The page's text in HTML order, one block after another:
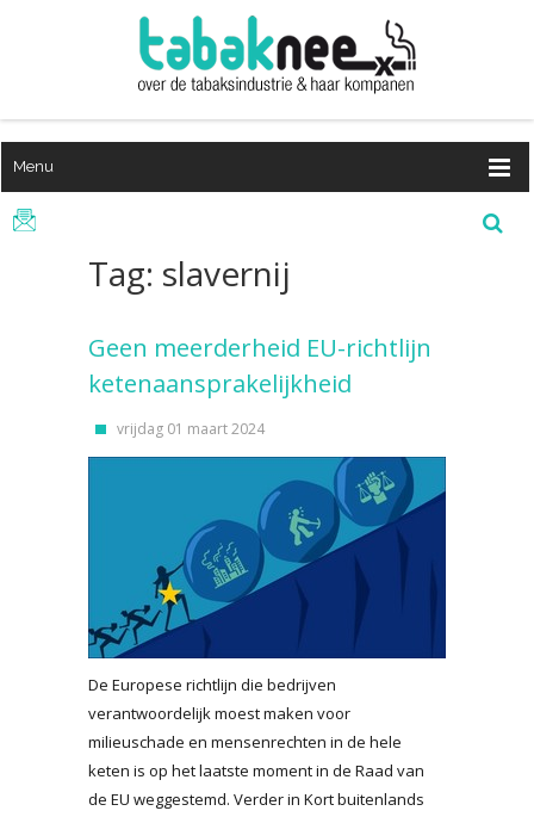
Menu
Tag: slavernij
Geen meerderheid EU-richtlijn
ketenaansprakelijkheid
vrijdag 01 maart 2024
De Europese richtlijn die bedrijven
verantwoordelijk moest maken voor
milieuschade en mensenrechten in de hele
keten is op het laatste moment in de Raad van
de EU weggestemd. Verder in Kort buitenlands